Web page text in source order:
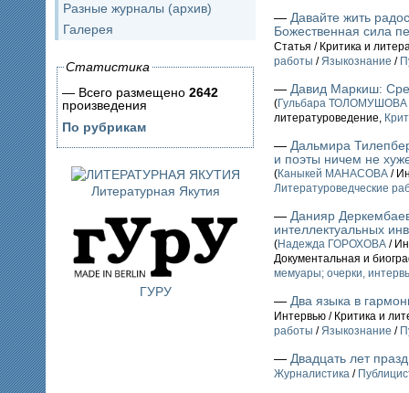
Разные журналы (архив)
Галерея
Статистика
— Всего размещено 2642
произведения
По рубрикам
Литературная Якутия
ГУРУ
— Давайте жить
Божественная сила
Статья / Критика и
работы /Языкознание /
— Давид Маркиш:
(Гульбара ТОЛОМУШОВА
литературоведение,
— Дальмира
и поэты ничем не
(Каныкей МАНАСОВА /
Литературоведческие
— Данияр
интеллектуальных
(Надежда ГОРОХОВА /
Документальная и
мемуары; очерки,
— Два языка в
Интервью / Критика и
работы /Языкознание /
— Двадцать лет
Журналистика /